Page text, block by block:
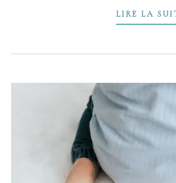
LIRE LA